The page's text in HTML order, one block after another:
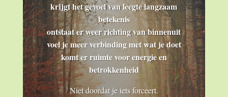
krijgt het gevoel van leegte langzaam
betekenis
ontstaat er weer richting van binnenuit
voel je meer verbinding met wat je doet
komt er ruimte voor energie en
betrokkenheid
Niet doordat je iets forceert.